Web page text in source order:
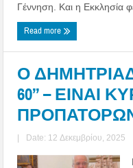
Γέννηση. Και η Εκκλησία
Read more
Ο
60’’ – ΕΙΝΑΙ
ΠΡΟΠΑΤΟΡΩΝ
| Date: 12 Δεκεμβρίου, 2025